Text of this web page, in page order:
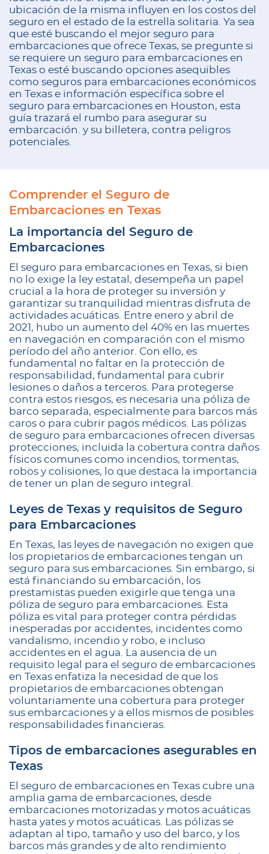
ubicación de la misma influyen en los costos del
seguro en el estado de la estrella solitaria. Ya sea
que esté buscando el mejor seguro para
embarcaciones que ofrece Texas, se pregunte si
se requiere un seguro para embarcaciones en
Texas o esté buscando opciones asequibles
como seguros para embarcaciones económicos
en Texas e información específica sobre el
seguro para embarcaciones en Houston, esta
guía trazará el rumbo para asegurar su
embarcación. y su billetera, contra peligros
potenciales.
Comprender el Seguro de
Embarcaciones en Texas
La importancia del Seguro de
Embarcaciones
El seguro para embarcaciones en Texas, si bien
no lo exige la ley estatal, desempeña un papel
crucial a la hora de proteger su inversión y
garantizar su tranquilidad mientras disfruta de
actividades acuáticas. Entre enero y abril de
2021, hubo un aumento del 40% en las muertes
en navegación en comparación con el mismo
período del año anterior. Con ello, es
fundamental no faltar en la protección de
responsabilidad, fundamental para cubrir
lesiones o daños a terceros. Para protegerse
contra estos riesgos, es necesaria una póliza de
barco separada, especialmente para barcos más
caros o para cubrir pagos médicos. Las pólizas
de seguro para embarcaciones ofrecen diversas
protecciones, incluida la cobertura contra daños
físicos comunes como incendios, tormentas,
robos y colisiones, lo que destaca la importancia
de tener un plan de seguro integral.
Leyes de Texas y requisitos de Seguro
para Embarcaciones
En Texas, las leyes de navegación no exigen que
los propietarios de embarcaciones tengan un
seguro para sus embarcaciones. Sin embargo, si
está financiando su embarcación, los
prestamistas pueden exigirle que tenga una
póliza de seguro para embarcaciones. Esta
póliza es vital para proteger contra pérdidas
inesperadas por accidentes, incidentes como
vandalismo, incendio y robo, e incluso
accidentes en el agua. La ausencia de un
requisito legal para el seguro de embarcaciones
en Texas enfatiza la necesidad de que los
propietarios de embarcaciones obtengan
voluntariamente una cobertura para proteger
sus embarcaciones y a ellos mismos de posibles
responsabilidades financieras.
Tipos de embarcaciones asegurables en
Texas
El seguro de embarcaciones en Texas cubre una
amplia gama de embarcaciones, desde
embarcaciones motorizadas y motos acuáticas
hasta yates y motos acuáticas. Las pólizas se
adaptan al tipo, tamaño y uso del barco, y los
barcos más grandes y de alto rendimiento